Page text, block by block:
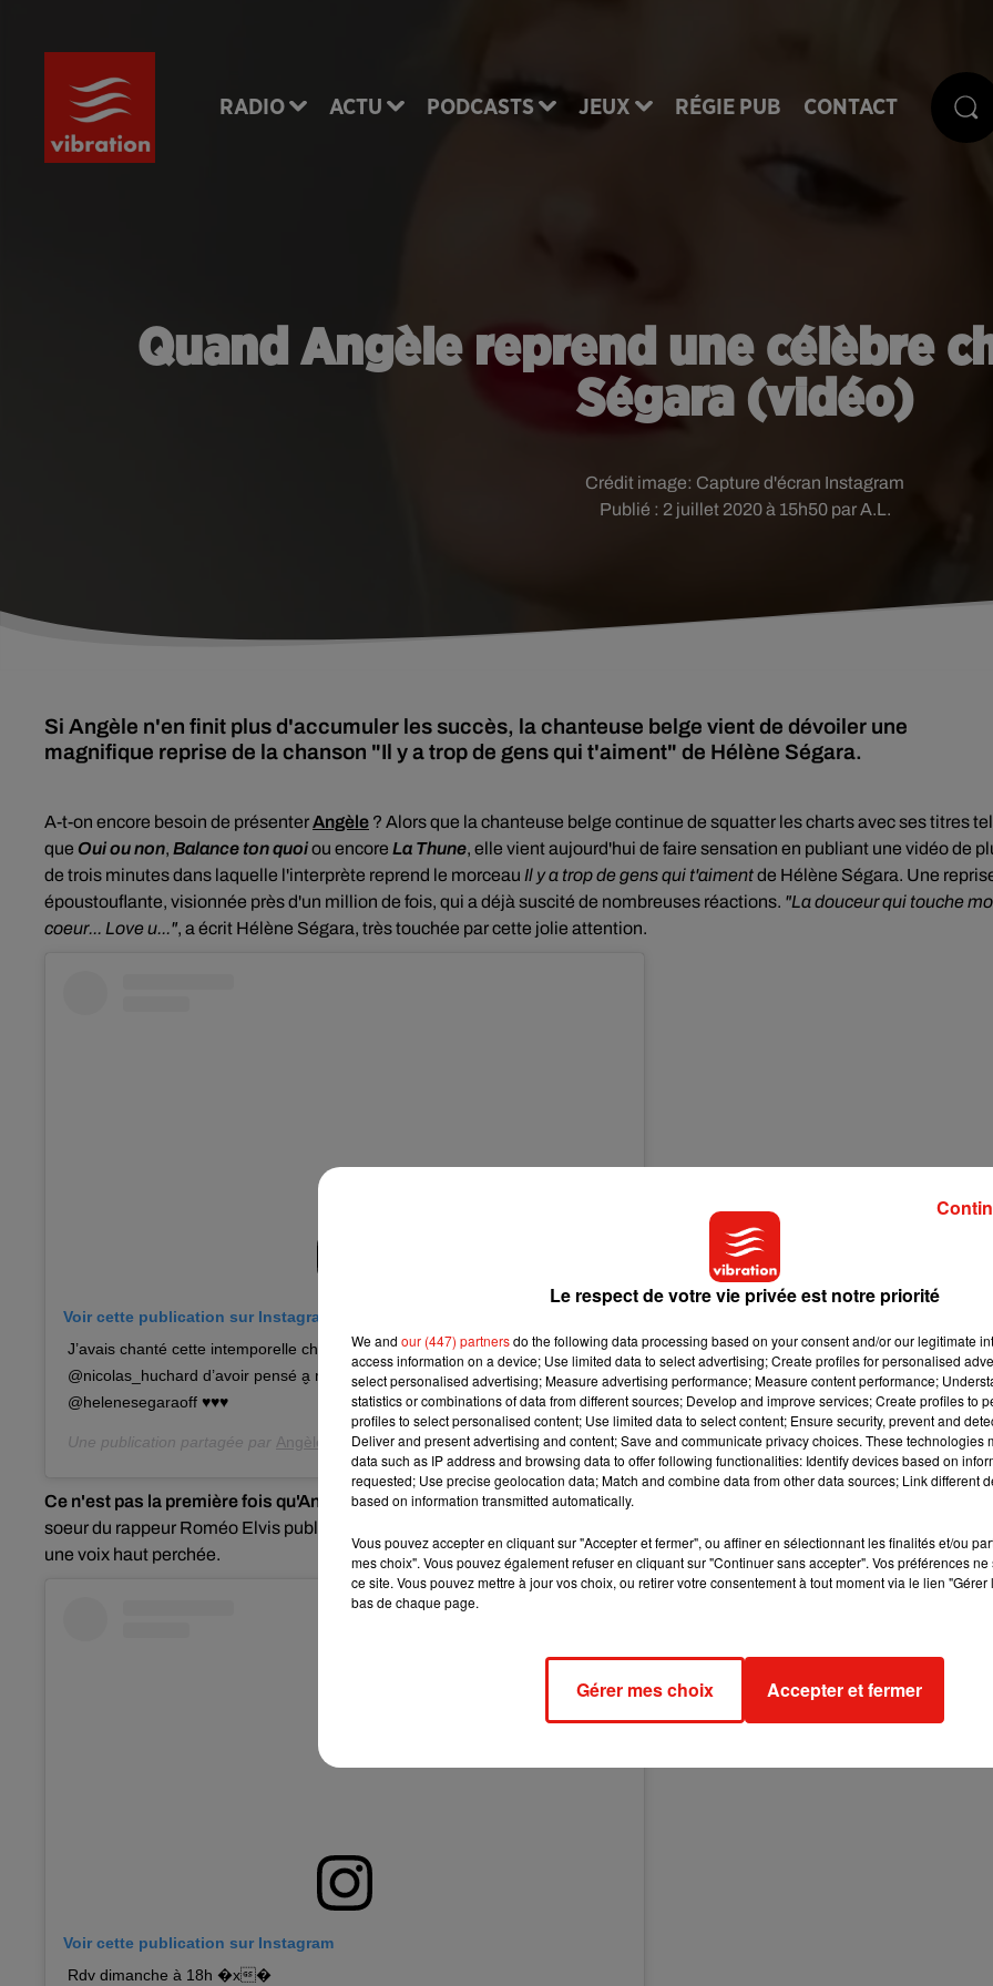
RADIO ACTU PODCASTS JEUX RÉGIE PUB CONTACT
Quand Angèle reprend une célèbre
Ségara (vidéo)
Publié : 2 juillet 2020 à 15h50 par A.L.
Crédit image: Capture d'écran Instagram
Si Angèle n'en finit plus d'accumuler les succès, la chanteuse belge vient de dévoiler une
magnifique reprise de la chanson "Il y a trop de gens qui t'aiment" de Hélène Ségara.
A-t-on encore besoin de présenterAngèle ? Alors que la chanteuse belge continue de squatter les charts avec ses titres
que Oui ou non, Balance ton quoiou encore La Thune, elle vient aujourd'hui de faire sensation en publiant une vidéo de
de trois minutes dans laquelle l'interprète reprend le morceau Il y a trop de gens qui t'aimentde Hélène Ségara. Une
époustouflante, visionnée près d'un million de fois, qui a déjà suscité de nombreuses réactions. "La douceur qui touche
coeur... Love u...", a écrit Hélène Ségara, très touchée par cette jolie attention.
Voir cette publication sur Instagram
J’avais chanté cette intemporelle chanson d’amour pour la pride, merci
@nicolas_huchard d’avoir pensé a̬ moi, merci @p90.615 ♥️�xÈ️‍�xR�
@helenesegaraoff ♥️♥️♥️
Une publication partagée par Angèle (@angele_vl) le1 Juil. 2020 à 11 :42 PDT
Ce n'est pas la première fois qu'Angèle exprime son admiration pour la chanteuse de 49 ans
soeur du rappeur Roméo Elvis publiait déjà une reprise de la mythique chanson, enfant
une voix haut perchée.
Voir cette publication sur Instagram
Rdv dimanche à 18h �x�
Le respect de votre vie privée est notre priorité
We and our (447) partnersdo the following data processing based on your consent and/or our legitimate
access information on a device; Use limited data to select advertising; Create profiles for personalised
select personalised advertising; Measure advertising performance; Measure content performance;
statistics or combinations of data from different sources; Develop and improve services; Create profiles to
profiles to select personalised content; Use limited data to select content; Ensure security, prevent and
Deliver and present advertising and content; Save and communicate privacy choices. These technologies
data such as IP address and browsing data to offer following functionalities: Identify devices based on
requested; Use precise geolocation data; Match and combine data from other data sources; Link different
based on information transmitted automatically.
Vous pouvez accepter en cliquant sur "Accepter et fermer", ou affiner en sélectionnant les finalités et/ou
mes choix". Vous pouvez également refuser en cliquant sur "Continuer sans accepter". Vos préférences
ce site. Vous pouvez mettre à jour vos choix, ou retirer votre consentement à tout moment via le lien
bas de chaque page.
Gérer mes choix Accepter et fermer